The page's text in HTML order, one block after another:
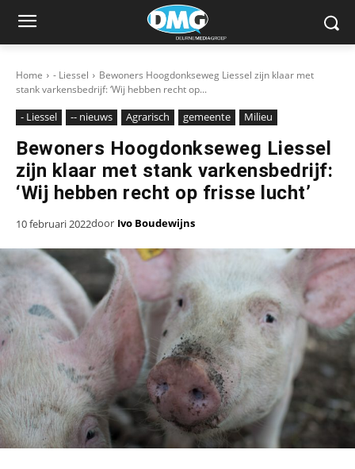
Home - Liessel
Bewoners Hoogdonkseweg Liessel zijn klaar met
stank varkensbedrijf: ‘Wij hebben recht op...
- Liessel -- nieuws Agrarisch gemeente Milieu
Bewoners Hoogdonkseweg Liessel
zijn klaar met stank varkensbedrijf:
‘Wij hebben recht op frisse lucht’
10 februari 2022door Ivo Boudewijns